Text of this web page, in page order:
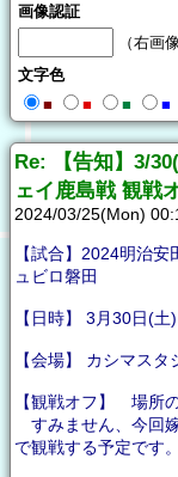
画像認証
（右画
文字色
■
■ ■ ■
Re: 【告知】3/
ェイ鹿島戦 観戦
2024/03/25(Mon)
【試合】2024明治
ュビロ磐田
【日時】 3月30日(
【会場】 カシマスタ
【観戦オフ】 場所
すみません、今回
で観戦する予定です。